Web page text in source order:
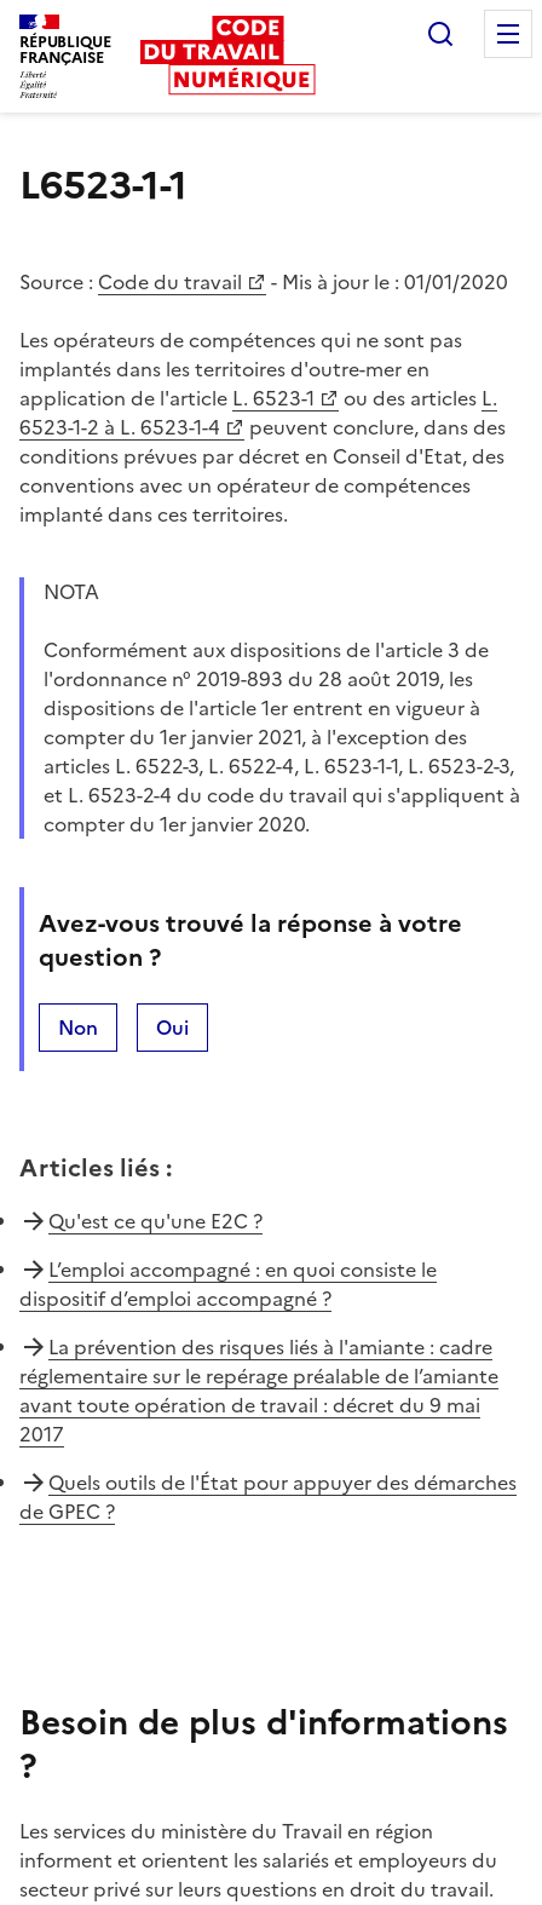
RÉPUBLIQUE
FRANÇAISE
L6523-1-1
Source : Code du travail - Mis à jour le : 01/01/2020
Les opérateurs de compétences qui ne sont pas
implantés dans les territoires d'outre-mer en
application de l'article L. 6523-1 ou des articles L.
6523-1-2 à L. 6523-1-4
peuvent conclure, dans des
conditions prévues par décret en Conseil d'Etat, des
conventions avec un opérateur de compétences
implanté dans ces territoires.
NOTA
Conformément aux dispositions de l'article 3 de
l'ordonnance n° 2019-893 du 28 août 2019, les
dispositions de l'article 1er entrent en vigueur à
compter du 1er janvier 2021, à l'exception des
articles L. 6522-3, L. 6522-4, L. 6523-1-1, L. 6523-2-3,
et L. 6523-2-4 du code du travail qui s'appliquent à
compter du 1er janvier 2020.
Avez-vous trouvé la réponse à votre
question ?
Non Oui
Articles liés :
Qu'est ce qu'une E2C ?
L’emploi accompagné : en quoi consiste le
dispositif d’emploi accompagné ?
La prévention des risques liés à l'amiante : cadre
réglementaire sur le repérage préalable de l’amiante
avant toute opération de travail : décret du 9 mai
2017
Quels outils de l'État pour appuyer des démarches
de GPEC ?
Besoin de plus d'informations
?
Les services du ministère du Travail en région
informent et orientent les salariés et employeurs du
secteur privé sur leurs questions en droit du travail.